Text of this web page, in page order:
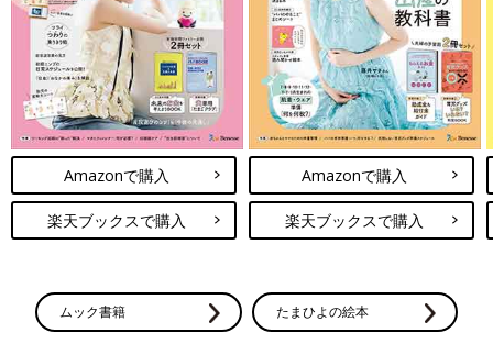
Amazonで購入
楽天ブックスで購入
Amazonで購入
楽天ブックスで購入
ムック書籍 たまひよの絵本